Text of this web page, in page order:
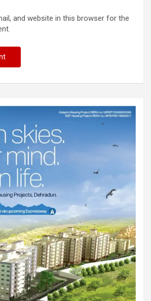
and website in this browser for the